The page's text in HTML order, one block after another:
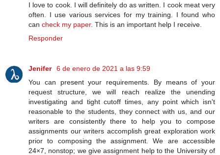
I love to cook. I will definitely do as written. I cook meat very
often. I use various services for my training. I found who
can check my paper. This is an important help I receive.
Responder
Jenifer 6 de enero de 2021 a las 9:59
You can present your requirements. By means of your
request structure, we will reach realize the unending
investigating and tight cutoff times, any point which isn't
reasonable to the students, they connect with us, and our
writers are consistently there to help you to compose
assignments our writers accomplish great exploration work
prior to composing the assignment. We are accessible
24×7, nonstop; we give assignment help to the University of